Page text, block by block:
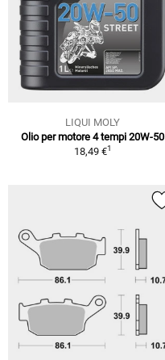
LIQUI MOLY
Olio per motore 4 tempi 20W-50
18,49 €1